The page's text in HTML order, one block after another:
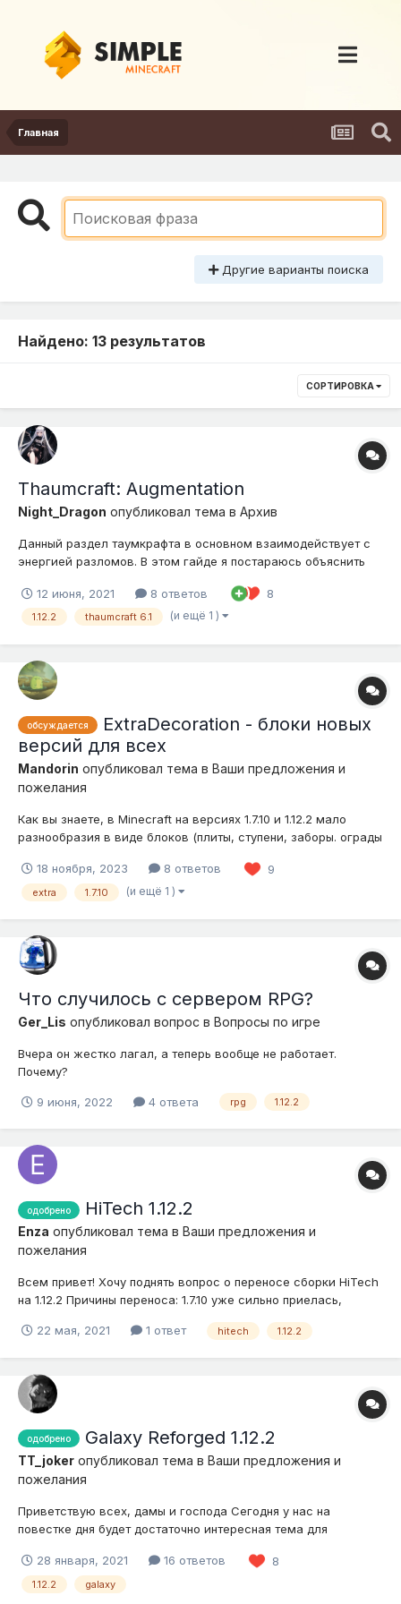
Главная
Другие варианты поиска
Найдено: 13 результатов
СОРТИРОВКА
Thaumcraft: Augmentation
Night_Dragon опубликовал тема в Архив
Данный раздел таумкрафта в основном взаимодействует с
энергией разломов. В этом гайде я постараюсь объяснить
всеми Мир Древних! 1 раздел. Работа с разломами. Данная
модификация добавляет множественные механики, которые
12 июня, 2021 8 ответов 8
1.12.2 thaumcraft 6.1 (и ещё 1 )
обсуждается
ExtraDecoration - блоки новых
версий для всех
Mandorin опубликовал тема в Ваши предложения и
пожелания
Как вы знаете, в Minecraft на версиях 1.7.10 и 1.12.2 мало
разнообразия в виде блоков (плиты, ступени, заборы. ограды
необходимы под тематику постройки. Конечно, на серверах
есть такие моды, как Biomes O' Planty, Chisel или
18 ноября, 2023 8 ответов 9
extra 1.7.10 (и ещё 1 )
Что случилось с сервером RPG?
Ger_Lis опубликовал вопрос в Вопросы по игре
Вчера он жестко лагал, а теперь вообще не работает.
Почему?
9 июня, 2022 4 ответа rpg 1.12.2
одобрено HiTech 1.12.2
Enza опубликовал тема в Ваши предложения и
пожелания
Всем привет! Хочу поднять вопрос о переносе сборки HiTech
на 1.12.2 Причины переноса: 1.7.10 уже сильно приелась,
вдохнет в сервер "новую жизнь", тем самым процесс игры
22 мая, 2021 1 ответ hitech 1.12.2
одобрено Galaxy Reforged 1.12.2
TT_joker опубликовал тема в Ваши предложения и
пожелания
Приветствую всех, дамы и господа Сегодня у нас на
повестке дня будет достаточно интересная тема для
так же перенос его на версию 1.12.2 Ниже я изложу причины,
почему данное решение будет оптимальным, а так же
28 января, 2021 16 ответов 8
1.12.2 galaxy